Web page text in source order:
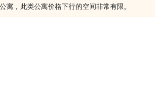
，此类公寓价格下行的空间非常有限。